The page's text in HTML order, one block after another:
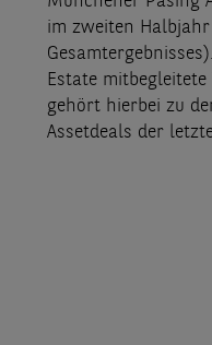
im zweiten
Estate
gehört hierbei zu
Assetdeals der